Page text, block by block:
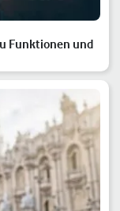
Funktionen und